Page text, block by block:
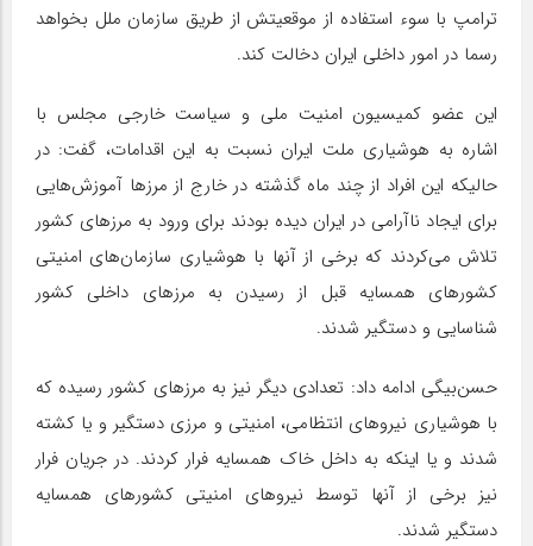
ترامپ با سوء استفاده از موقعیتش از طریق سازمان ملل بخواهد
رسما در امور داخلی ایران دخالت کند.
این عضو کمیسیون امنیت ملی و سیاست خارجی مجلس با
اشاره به هوشیاری ملت ایران نسبت به این اقدامات، گفت: در
حالیکه این افراد از چند ماه گذشته در خارج از مرزها آموزش‌هایی
برای ایجاد ناآرامی در ایران دیده بودند برای ورود به مرزهای کشور
تلاش می‌کردند که برخی از آنها با هوشیاری سازمان‌های امنیتی
کشورهای همسایه قبل از رسیدن به مرزهای داخلی کشور
شناسایی و دستگیر شدند.
حسن‌بیگی ادامه داد: تعدادی دیگر نیز به مرزهای کشور رسیده که
با هوشیاری نیروهای انتظامی، امنیتی و مرزی دستگیر و یا کشته
شدند و یا اینکه به داخل خاک همسایه فرار کردند. در جریان فرار
نیز برخی از آنها توسط نیروهای امنیتی کشورهای همسایه
دستگیر شدند.